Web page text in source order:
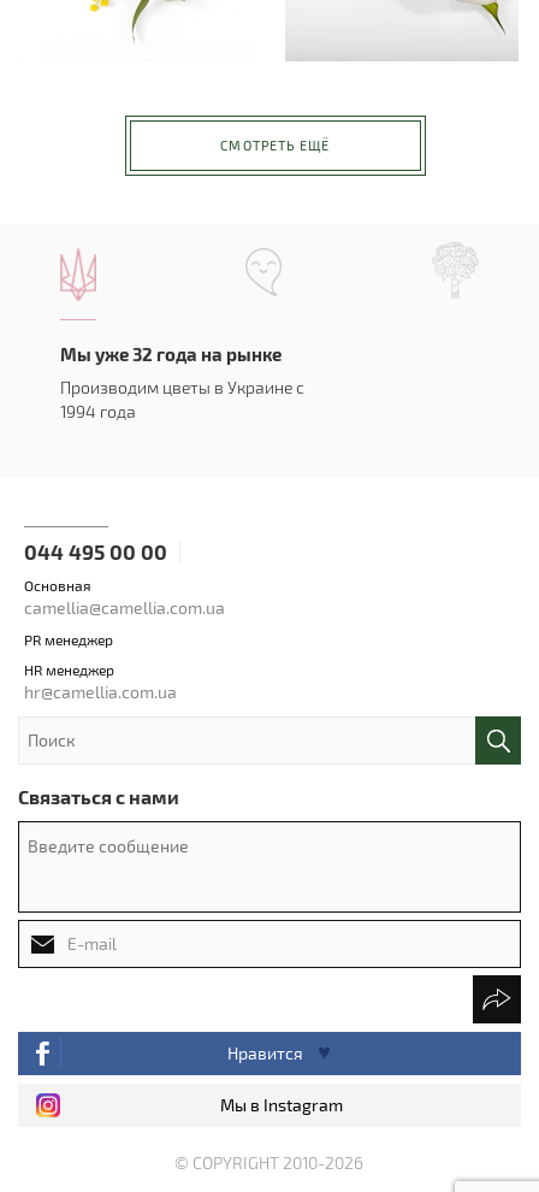
СМОТРЕТЬ ЕЩЁ
Мы уже 32 года на рынке
Производим цветы в Украине с
1994 года
044 495 00 00
Основная
camellia@camellia.com.ua
PR менеджер
HR менеджер
hr@camellia.com.ua
Связаться с нами
Нравится
Мы в Instagram
© COPYRIGHT 2010-2026